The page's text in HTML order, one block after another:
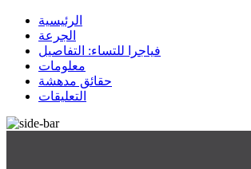
الرئيسية
الجرعة
فياجرا للتساء: التفاصيل
معلومات
حقائق مدهشة
التعليقات